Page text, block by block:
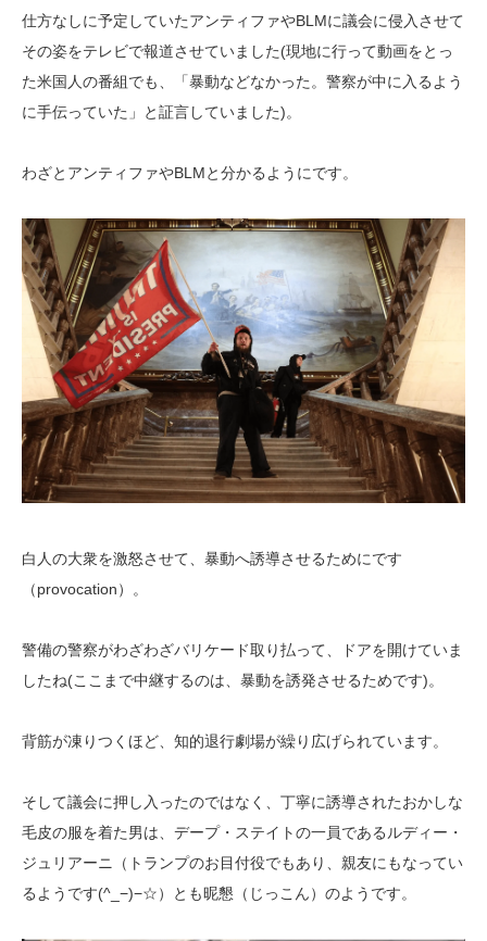
仕方なしに予定していたアンティファやBLMに議会に侵入させて
その姿をテレビで報道させていました(現地に行って動画をとっ
た米国人の番組でも、「暴動などなかった。警察が中に入るよう
に手伝っていた」と証言していました)。
わざとアンティファやBLMと分かるようにです。
白人の大衆を激怒させて、暴動へ誘導させるためにです
（provocation）。
警備の警察がわざわざバリケード取り払って、ドアを開けていま
したね(ここまで中継するのは、暴動を誘発させるためです)。
背筋が凍りつくほど、知的退行劇場が繰り広げられています。
そして議会に押し入ったのではなく、丁寧に誘導されたおかしな
毛皮の服を着た男は、デープ・ステイトの一員であるルディー・
ジュリアーニ（トランプのお目付役でもあり、親友にもなってい
るようです(^_−)−☆）とも昵懇（じっこん）のようです。